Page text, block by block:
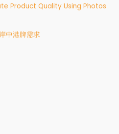
Product Quality Using Photos
中港牌需求